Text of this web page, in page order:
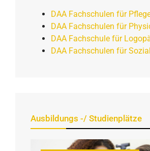
DAA Fachschulen für
DAA Fachschulen für
DAA Fachschule für
DAA Fachschulen für
Ausbildungs -/ Studienplätze